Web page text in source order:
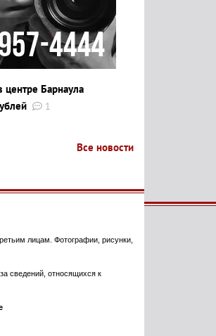
Барнаула
1
Все новости
лицам. Фотографии, рисунки,
сведений, относящихся к